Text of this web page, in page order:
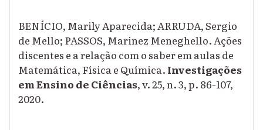
BENÍCIO, Marily Aparecida; ARRUDA, Sergio
de Mello; PASSOS, Marinez Meneghello. Ações
discentes e a relação com o saber em aulas de
Matemática, Física e Química. Investigações
em Ensino de Ciências, v. 25, n. 3, p. 86-107,
2020.